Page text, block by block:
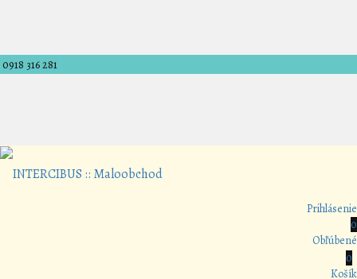
0918 316 281
Prihlásenie
0
Obľúbené
0
Košík